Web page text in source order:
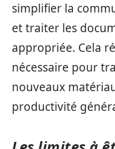
simplifier la
et traiter les
appropriée. Cela
nécessaire pour
nouveaux
productivité